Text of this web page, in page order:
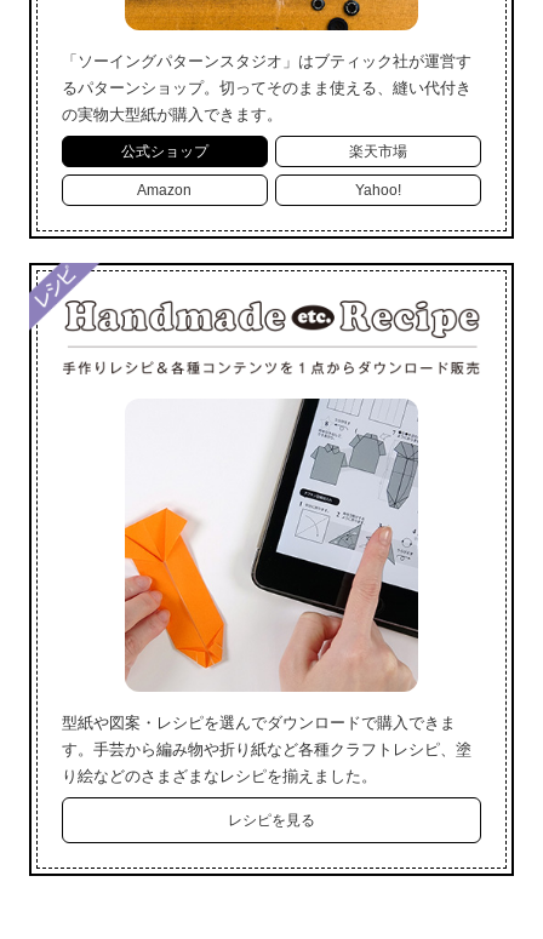
「ソーイングパターンスタジオ」はブティック社が運営す
るパターンショップ。切ってそのまま使える、縫い代付き
の実物大型紙が購入できます。
公式ショップ 楽天市場
Amazon Yahoo!
型紙や図案・レシピを選んでダウンロードで購入できま
す。手芸から編み物や折り紙など各種クラフトレシピ、塗
り絵などのさまざまなレシピを揃えました。
レシピを見る